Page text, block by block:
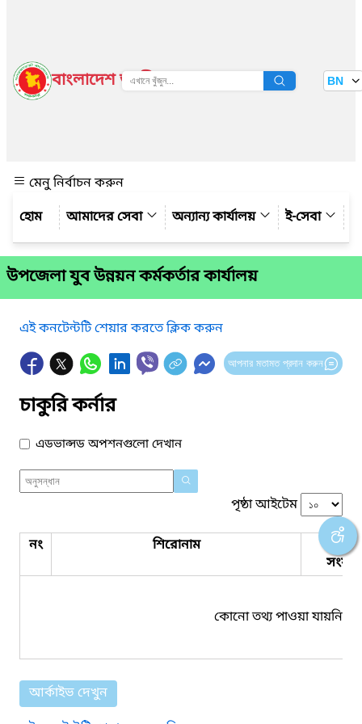
বাংলাদেশ জাতীয় তথ্য বাতায়ন BN
মেনু নির্বাচন করুন
আমাদের সেবা
অন্যান্য কার্যালয় ই-সেবা
উপজেলা যুব উন্নয়ন কর্মকর্তার কার্যালয়
এই কনটেন্টটি শেয়ার করতে ক্লিক করুন
আপনার মতামত প্রদান করুন
চাকুরি কর্নার
এডভান্সড অপশনগুলো দেখান
পৃষ্ঠা আইটেম
নং শিরোনাম
কোনো তথ্য পাওয়া যায়নি।
আর্কাইভ দেখুন